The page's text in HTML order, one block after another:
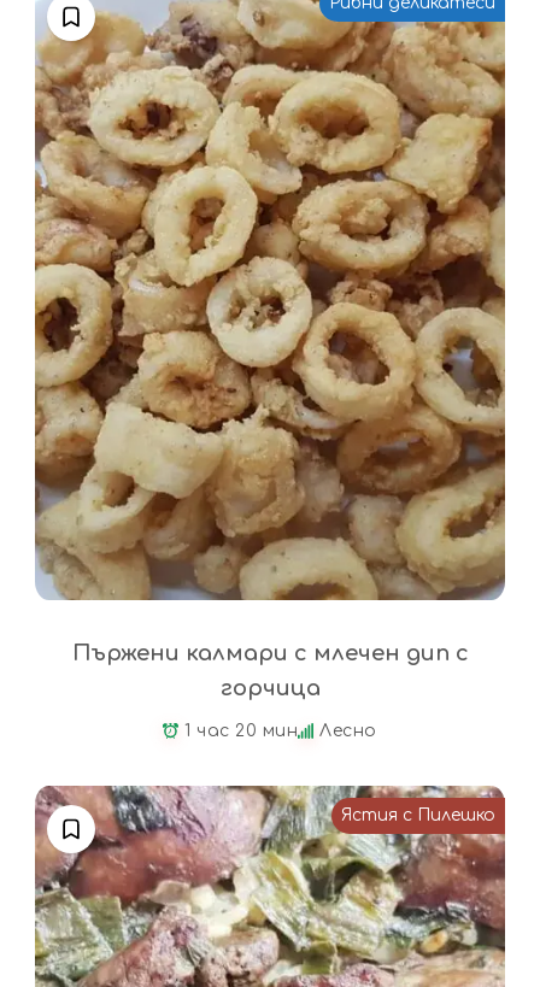
Пържени калмари с млечен дип с
горчица
1 час 20 мин Лесно
Ястия с Пилешко